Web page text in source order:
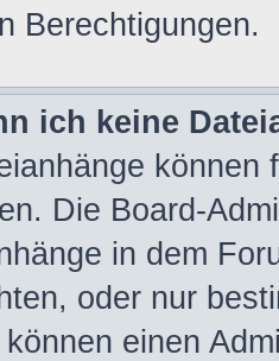
Berechtigungen.
ich keine
Die Board-
in dem
oder nur
einen